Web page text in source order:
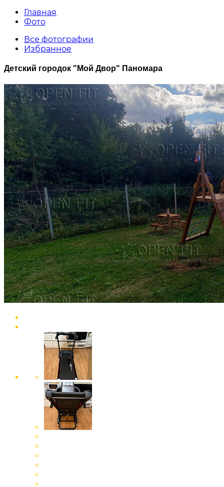
Главная
Фото
Все фотографии
Избранное
Детский городок "Мой Двор" Паномара